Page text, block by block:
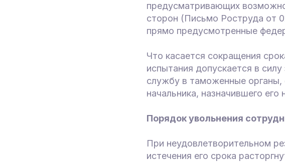
предусматривающих
сторон (Письмо Роструда от
прямо предусмотренные
Что касается сокращения
испытания допускается в
службу в таможенные
начальника, назначившего его
Порядок увольнения
При неудовлетворительном
истечения его срока